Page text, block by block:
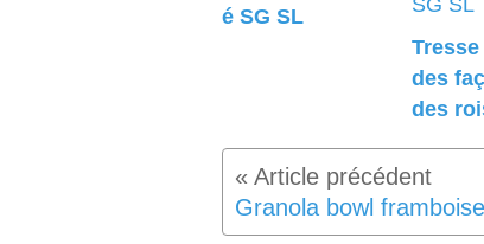
é SG SL
des
des